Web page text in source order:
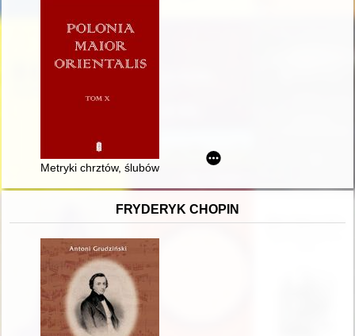
Metryki chrztów, ślubów i zgonów szlachty w parafii
FRYDERYK CHOPIN